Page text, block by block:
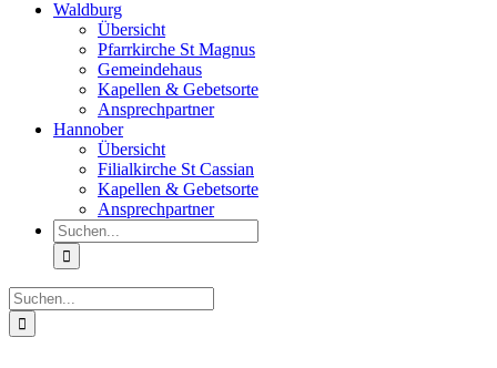
Waldburg
Übersicht
Pfarrkirche St Magnus
Gemeindehaus
Kapellen & Gebetsorte
Ansprechpartner
Hannober
Übersicht
Filialkirche St Cassian
Kapellen & Gebetsorte
Ansprechpartner
Suche
nach:
Suche
nach: